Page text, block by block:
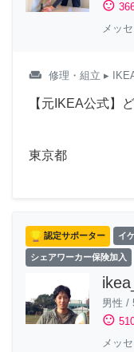
sentiment_satisfied
メッ
weekend 修理・組立 ▸
【元IKEA公式】
東京都
認定サポーター イ
シェアワーカー保険加入
男性 /
sentiment_satisfied
メッ